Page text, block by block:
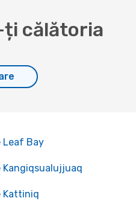
călătoria
Leaf Bay
Kangiqsualujjuaq
Kattiniq